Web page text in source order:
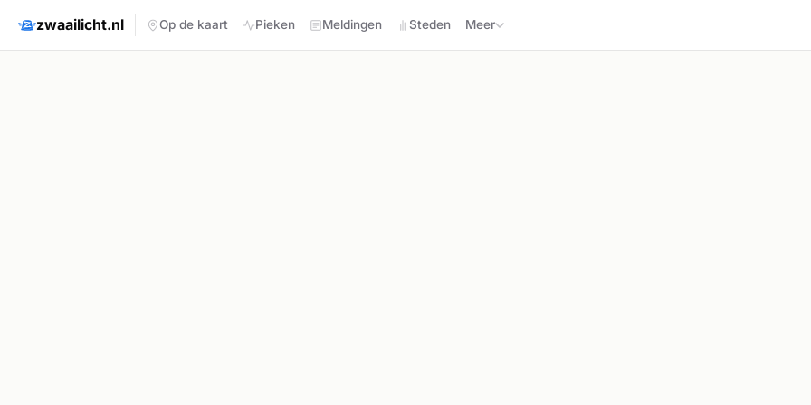
zwaailicht.nl Op de kaart Pieken Meldingen Steden Meer